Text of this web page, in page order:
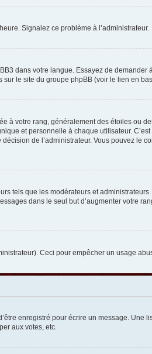
Signalez ce problème à l’administrateur.
dans votre langue. Essayez de demander
le site du groupe phpBB (voir le lien en
à votre rang, généralement des étoiles ou
et personnelle à chaque utilisateur. C’est
de l’administrateur. Vous pouvez le
tels que les modérateurs et
dans le seul but d’augmenter votre
Ceci pour empêcher un usage
enregistré pour écrire un message. Une
aux votes, etc.